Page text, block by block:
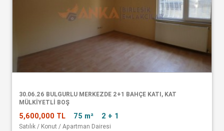
30.06.26 BULGURLU MERKEZDE 2+1 BAHÇE KATI, KAT
MÜLKİYETLİ BOŞ
5,600,000 TL 75 m² 2 + 1
Satılık / Konut / Apartman Dairesi